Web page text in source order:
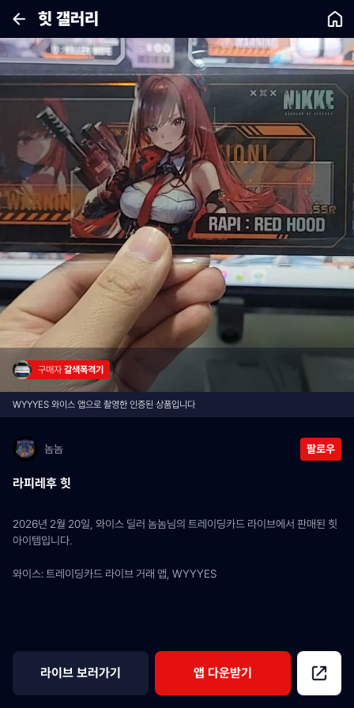
힛 갤러리
구매자 갈색폭격기
WYYYES 와이스 앱으로 촬영한 인증된 상품입니다
놈놈 팔로우
라피레후 힛
2026년 2월 20일, 와이스 딜러 놈놈님의 트레이딩카드 라이브에서 판매된 힛
아이템입니다.
와이스: 트레이딩카드 라이브 거래 앱, WYYYES
라이브 보러가기 앱 다운받기